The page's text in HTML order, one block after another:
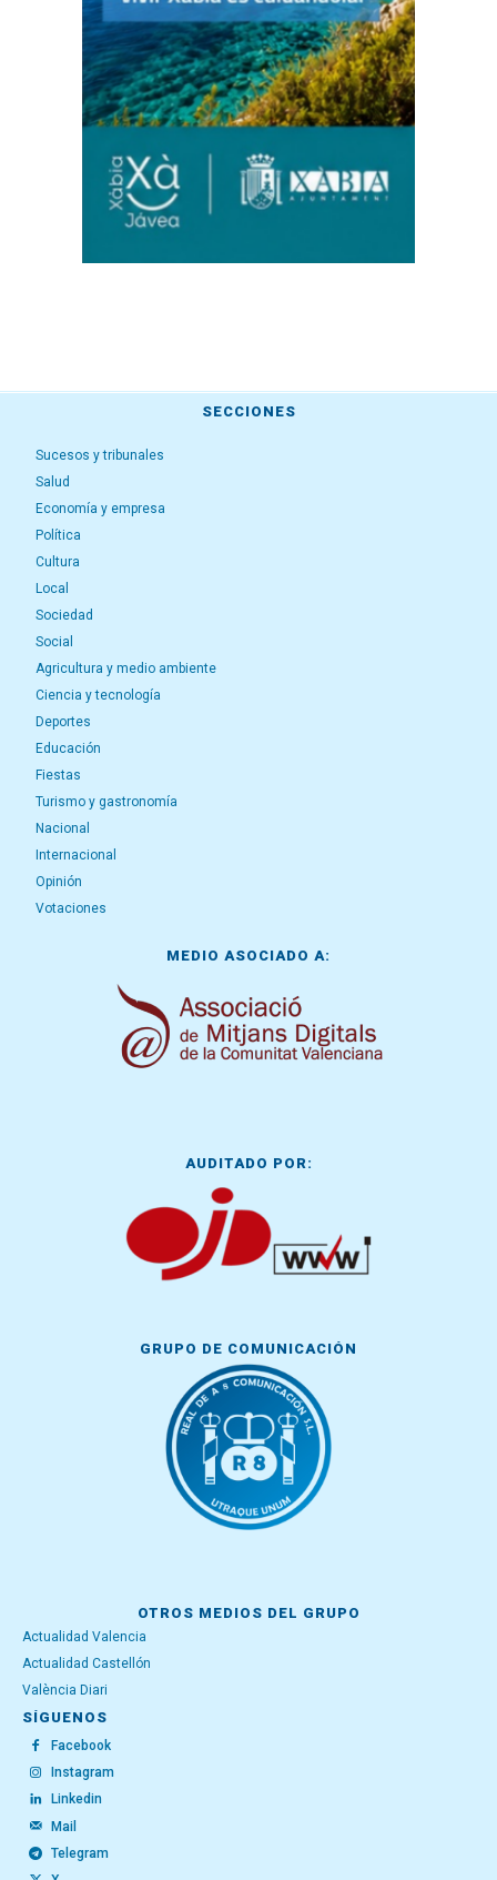
SECCIONES
Sucesos y tribunales
Salud
Economía y empresa
Política
Cultura
Local
Sociedad
Social
Agricultura y medio ambiente
Ciencia y tecnología
Deportes
Educación
Fiestas
Turismo y gastronomía
Nacional
Internacional
Opinión
Votaciones
MEDIO ASOCIADO A:
AUDITADO POR:
GRUPO DE COMUNICACIÓN
OTROS MEDIOS DEL GRUPO
Actualidad Valencia
Actualidad Castellón
València Diari
SÍGUENOS
Facebook
Instagram
Linkedin
Mail
Telegram